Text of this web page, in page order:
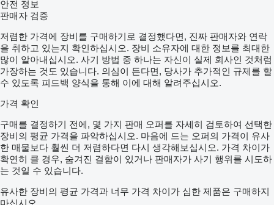
안전 정보
판매자 검증
저렴한 가격에 장비를 구매하기로 결정했다면, 진짜 판매자와 연락
을 취하고 있는지 확인하십시오. 장비 소유자에 대한 정보를 최대한
많이 알아내십시오. 사기 방법 중 하나는 자신이 실제 회사인 것처럼
가장하는 것도 있습니다. 의심이 든다면, 당사가 추가적인 규제를 할
수 있도록 피드백 양식을 통해 이에 대해 알려주십시오.
가격 확인
구매를 결정하기 전에, 몇 가지 판매 오퍼를 자세히 검토하여 선택한
장비의 평균 가격을 파악하십시오. 마음에 드는 오퍼의 가격이 유사
한 매물보다 훨씬 더 저렴하다면 다시 생각해보십시오. 가격 차이가
확연히 클 경우, 숨겨진 결함이 있거나 판매자가 사기 행위를 시도하
는 것일 수 있습니다.
유사한 장비의 평균 가격과 너무 가격 차이가 심한 제품은 구매하지
마십시오.